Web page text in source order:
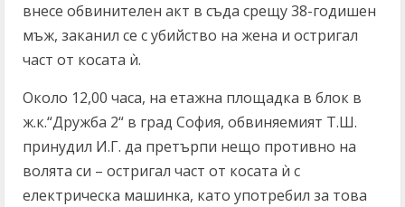
внесе обвинителен акт в съда срещу 38-годишен
мъж, заканил се с убийство на жена и остригал
част от косата ѝ.
Около 12,00 часа, на етажна площадка в блок в
ж.к.“Дружба 2“ в град София, обвиняемият Т.Ш.
принудил И.Г. да претърпи нещо противно на
волята си – остригал част от косатa ѝ с
електрическа машинка, като употребил за това